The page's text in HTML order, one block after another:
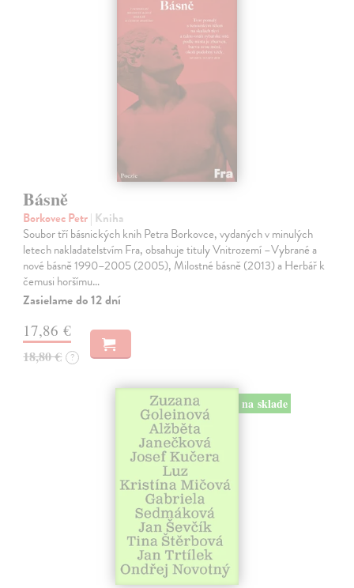
Básně
Borkovec Petr| Kniha
Soubor tří básnických knih Petra Borkovce, vydaných v minulých
letech nakladatelstvím Fra, obsahuje tituly Vnitrozemí –Vybrané a
nové básně 1990–2005 (2005), Milostné básně (2013) a Herbář k
čemusi horšímu…
Zasielame do 12 dní
17,86 €
18,80 € ?
na sklade